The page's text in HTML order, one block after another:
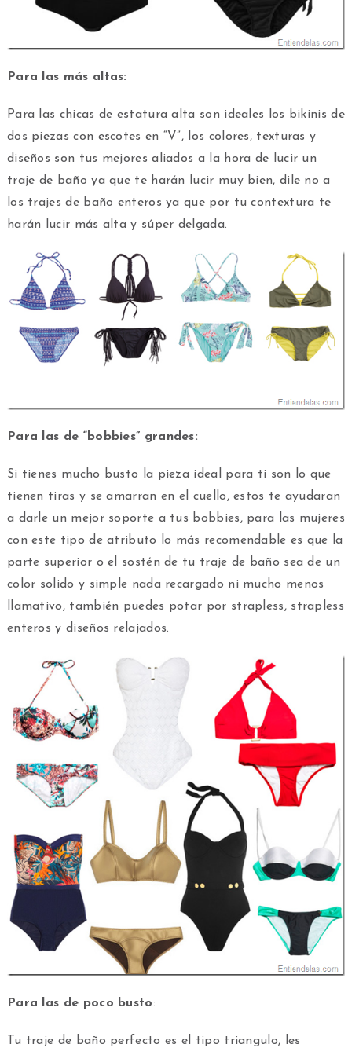
Para las más altas:
Para las chicas de estatura alta son ideales los bikinis de
dos piezas con escotes en “V”, los colores, texturas y
diseños son tus mejores aliados a la hora de lucir un
traje de baño ya que te harán lucir muy bien, dile no a
los trajes de baño enteros ya que por tu contextura te
harán lucir más alta y súper delgada.
Para las de “bobbies” grandes:
Si tienes mucho busto la pieza ideal para ti son lo que
tienen tiras y se amarran en el cuello, estos te ayudaran
a darle un mejor soporte a tus bobbies, para las mujeres
con este tipo de atributo lo más recomendable es que la
parte superior o el sostén de tu traje de baño sea de un
color solido y simple nada recargado ni mucho menos
llamativo, también puedes potar por strapless, strapless
enteros y diseños relajados.
Para las de poco busto:
Tu traje de baño perfecto es el tipo triangulo, les